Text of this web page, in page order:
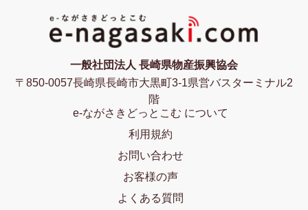
一般社団法人 長崎県物産振興協会
〒850-0057長崎県長崎市大黒町3-1県営バスターミナル2
階
e-ながさきどっとこむ について
利用規約
お問い合わせ
お客様の声
よくある質問